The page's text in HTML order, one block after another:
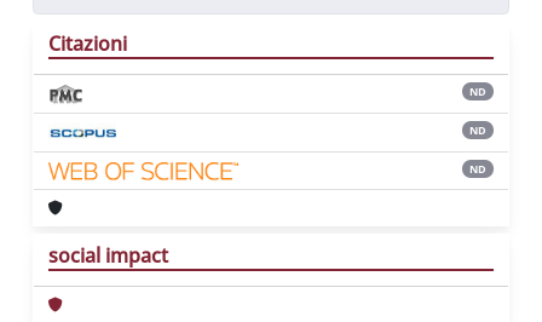
Citazioni
ND
ND
ND
social impact